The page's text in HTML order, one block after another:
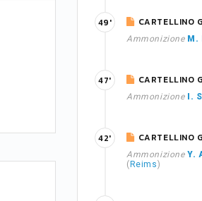
CARTELLINO
Ammonizione
49'
CARTELLINO
Ammonizione I.
47'
CARTELLINO
Ammonizione Y.
( Reims)
42'